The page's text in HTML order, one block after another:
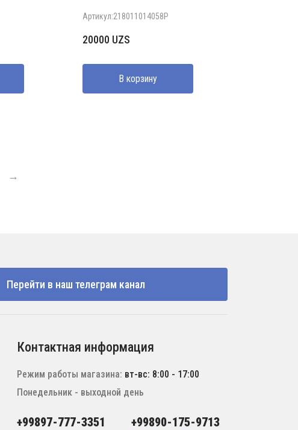
Артикул:218011014058Р
20000 UZS
В корзину
→
Перейти в наш телеграм канал
Контактная информация
Режим работы магазина: вт-вс: 8:00 - 17:00
Понедельник - выходной день
+99897-777-3351 +99890-175-9713